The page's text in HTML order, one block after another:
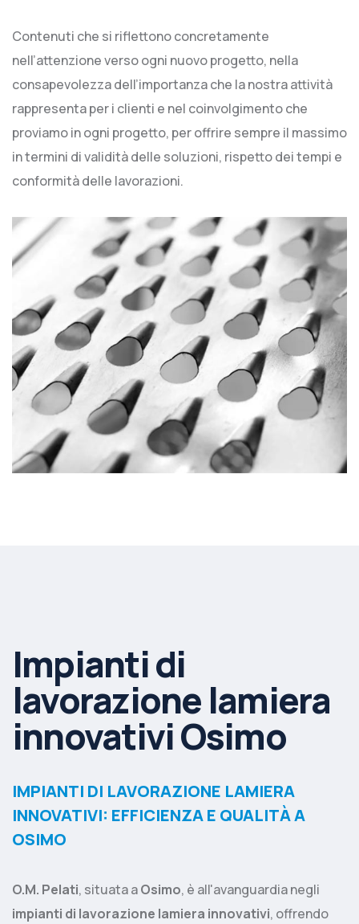
Contenuti che si riflettono concretamente
nell’attenzione verso ogni nuovo progetto, nella
consapevolezza dell’importanza che la nostra attività
rappresenta per i clienti e nel coinvolgimento che
proviamo in ogni progetto, per offrire sempre il massimo
in termini di validità delle soluzioni, rispetto dei tempi e
conformità delle lavorazioni.
Impianti di
lavorazione lamiera
innovativi Osimo
IMPIANTI DI LAVORAZIONE LAMIERA
INNOVATIVI: EFFICIENZA E QUALITÀ A
OSIMO
O.M. Pelati, situata aOsimo, è all'avanguardia negli
impianti di lavorazione lamiera innovativi, offrendo